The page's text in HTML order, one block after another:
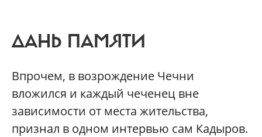
ДАНЬ ПАМЯТИ
Впрочем, в возрождение Чечни
вложился и каждый чеченец вне
зависимости от места жительства,
признал в одном интервью сам Кадыров.